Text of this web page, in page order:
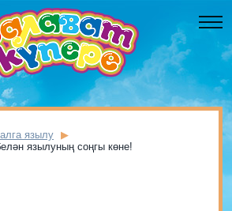
язылу
язылуның соңгы көне!